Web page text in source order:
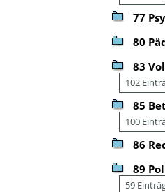
77
80
83
102
85
100
86
89
59